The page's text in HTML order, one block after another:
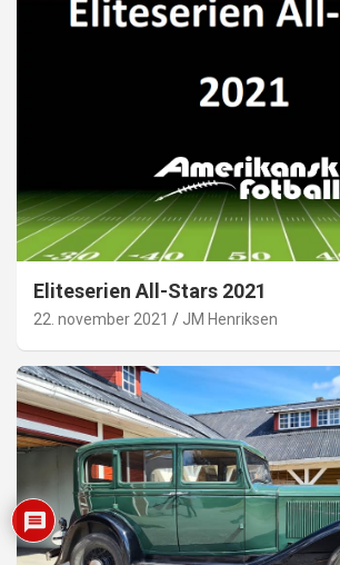
Eliteserien All-Stars 2021
22. november 2021 JM Henriksen